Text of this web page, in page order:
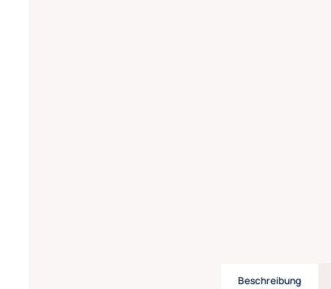
Beschreibung